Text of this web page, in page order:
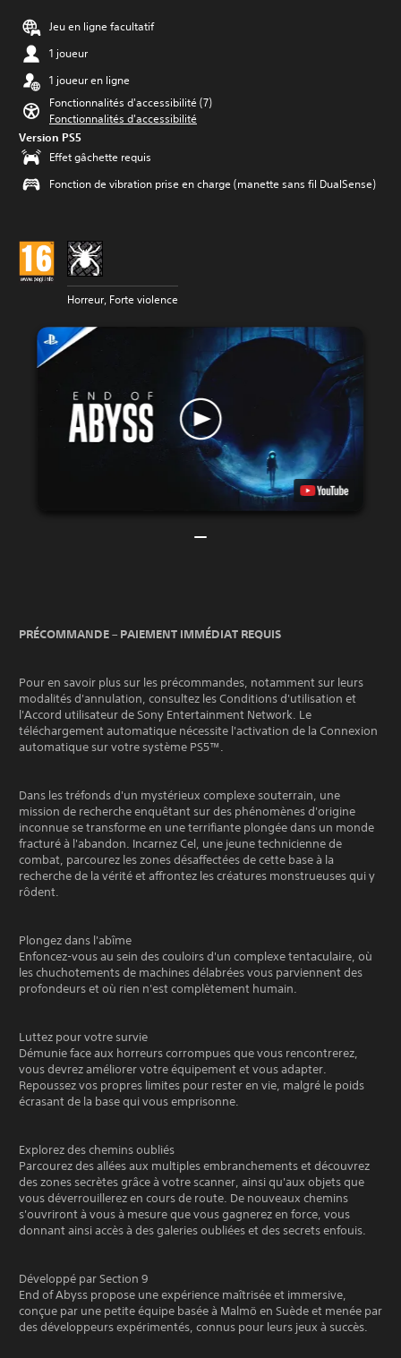
Jeu en ligne facultatif
1 joueur
1 joueur en ligne
Fonctionnalités d'accessibilité (7)
Fonctionnalités d'accessibilité
Version PS5
Effet gâchette requis
Fonction de vibration prise en charge (manette sans fil DualSense)
Horreur, Forte violence
PRÉCOMMANDE – PAIEMENT IMMÉDIAT REQUIS
Pour en savoir plus sur les précommandes, notamment sur leurs
modalités d'annulation, consultez les Conditions d'utilisation et
l'Accord utilisateur de Sony Entertainment Network. Le
téléchargement automatique nécessite l'activation de la Connexion
automatique sur votre système PS5™.
Dans les tréfonds d'un mystérieux complexe souterrain, une
mission de recherche enquêtant sur des phénomènes d'origine
inconnue se transforme en une terrifiante plongée dans un monde
fracturé à l'abandon. Incarnez Cel, une jeune technicienne de
combat, parcourez les zones désaffectées de cette base à la
recherche de la vérité et affrontez les créatures monstrueuses qui y
rôdent.
Plongez dans l'abîme
Enfoncez-vous au sein des couloirs d'un complexe tentaculaire, où
les chuchotements de machines délabrées vous parviennent des
profondeurs et où rien n'est complètement humain.
Luttez pour votre survie
Démunie face aux horreurs corrompues que vous rencontrerez,
vous devrez améliorer votre équipement et vous adapter.
Repoussez vos propres limites pour rester en vie, malgré le poids
écrasant de la base qui vous emprisonne.
Explorez des chemins oubliés
Parcourez des allées aux multiples embranchements et découvrez
des zones secrètes grâce à votre scanner, ainsi qu'aux objets que
vous déverrouillerez en cours de route. De nouveaux chemins
s'ouvriront à vous à mesure que vous gagnerez en force, vous
donnant ainsi accès à des galeries oubliées et des secrets enfouis.
Développé par Section 9
End of Abyss propose une expérience maîtrisée et immersive,
conçue par une petite équipe basée à Malmö en Suède et menée par
des développeurs expérimentés, connus pour leurs jeux à succès.